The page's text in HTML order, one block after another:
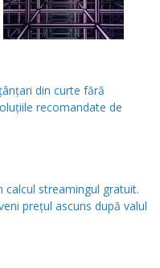
din curte fără
recomandate de
calcul streamingul gratuit.
prețul ascuns după valul